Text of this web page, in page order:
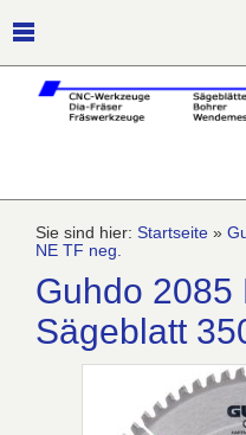
Sie sind hier: Startseite »
NE TF neg.
Guhdo 2085
Sägeblatt